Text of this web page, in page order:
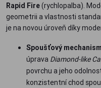
Rapid Fire(rychlopalba).
geometrii a vlastnosti
je na novou úroveň díky
Spoušťový
úprava Diamond-like
povrchu a jeho
konzistentní chod